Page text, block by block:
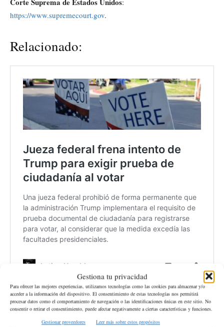
Gestiona tu privacidad
Para ofrecer las mejores experiencias, utilizamos tecnologías como las cookies para almacenar y/o
acceder a la información del dispositivo. El consentimiento de estas tecnologías nos permitirá
procesar datos como el comportamiento de navegación o las identificaciones únicas en este sitio. No
consentir o retirar el consentimiento, puede afectar negativamente a ciertas características y funciones.
Gestionar proveedores
Leer más sobre estos propósitos
https://www.supremecourt.gov.
Relacionado:
Trump critica la decisión